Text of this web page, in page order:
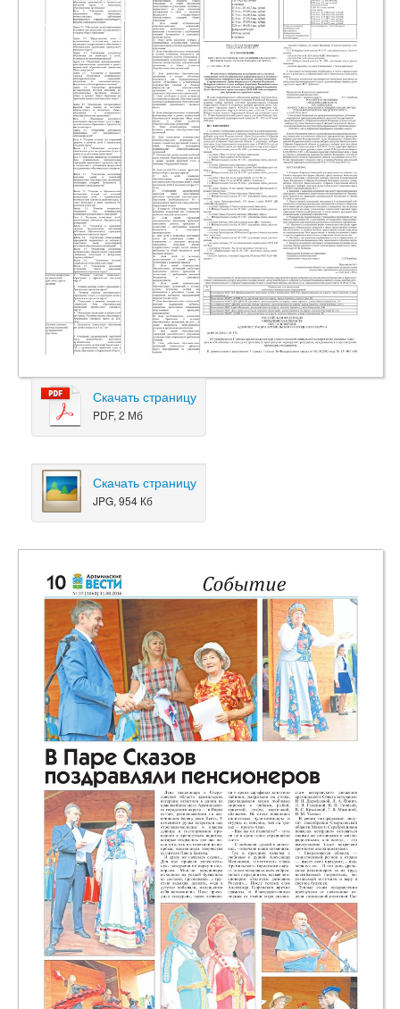
Скачать страницу
PDF, 2 Мб
Скачать страницу
JPG, 954 Кб